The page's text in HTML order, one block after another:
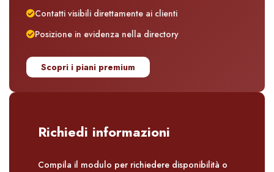
Contatti visibili direttamente ai clienti
Posizione in evidenza nella directory
Scopri i piani premium
Richiedi informazioni
Compila il modulo per richiedere disponibilità o